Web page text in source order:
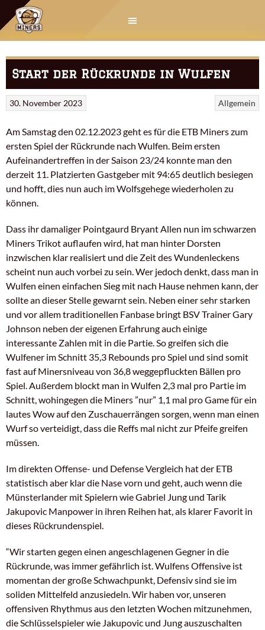
Springe
zum
Inhalt
Start der Rückrunde in Wulfen
Allgemein
30. November 2023
Am Samstag den 02.12.2023 geht es für die ETB Miners zum
ersten Spiel der Rückrunde nach Wulfen. Beim ersten
Aufeinandertreffen in der Saison 23/24 konnte man den
derzeit 11. Platzierten Gastgeber mit 94:65 deutlich besiegen
und hofft, dies nun auch im Wolfsgehege wiederholen zu
können.
Dass ihr damaliger Pointgaurd Bryant Allen nun im schwarzen
Miners Trikot auflaufen wird, hat man hinter Dorsten
inzwischen klar realisiert und die Zeit des Wundenleckens
scheint nun auch vorbei zu sein. Wer jedoch denkt, dass man in
Wulfen einen einfachen Sieg mit nach Hause nehmen kann, der
sollte an dieser Stelle gewarnt sein. Neben einer sehr starken
und vor allem traditionellen Fanbase bringt BSV Trainer Gary
Johnson neben der eigenen Erfahrung auch einige
interessante Zahlen mit in die Partie. So greifen sich die
Wulfener im Schnitt 35,3 Rebounds pro Spiel und sind somit
fast auf Minersniveau von 36,8 weggepfluckten Bällen pro
Spiel. Außerdem blockt man in Wulfen 2,3 mal pro Partie im
Schnitt, wohingegen die Miners ”nur” 1,1 mal pro Game für ein
lautes Wow auf den Zuschauerrängen sorgen, wenn man einen
Wurf so verteidigt, dass die Reffs mal nicht zur Pfeife greifen
müssen.
Im direkten Offense- und Defense Vergleich hat der ETB
statistisch aber klar die Nase vorn und geht, auch wenn die
Münsterlander mit Spielern wie Gabriel Jung und Tarik
Jakupovic Manpower in ihren Reihen hat, als klarer Favorit in
dieses Rückrundenspiel.
“Wir starten gegen einen angeschlagenen Gegner in die
Rückrunde, was immer gefährlich ist. Wulfens Offensive ist
momentan der große Schwachpunkt, Defensiv sind sie im
soliden Mittelfeld anzusiedeln. Wir haben vor, unseren
offensiven Rhythmus aus den letzten Wochen mitzunehmen,
die Schlüsselspieler wie Jakupovic und Jung auszuschalten